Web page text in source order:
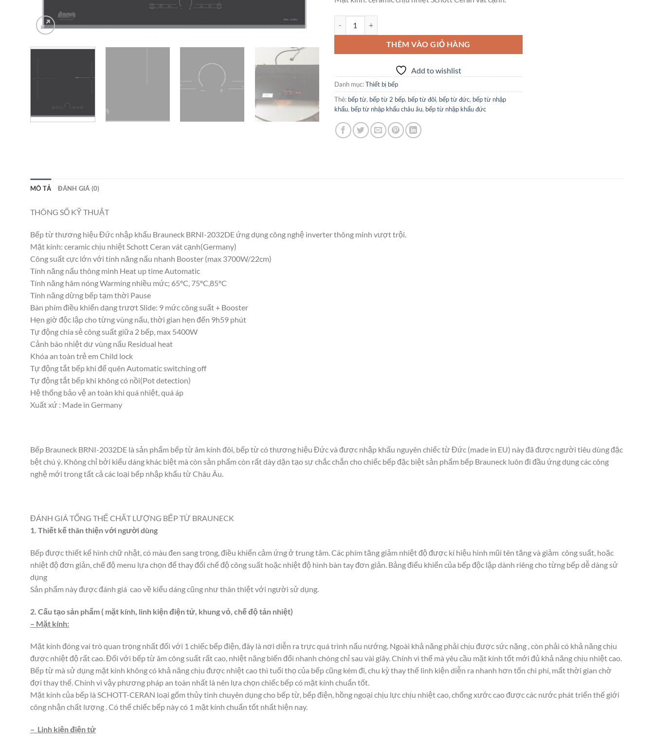
THÊM VÀO GIỎ HÀNG
Add to wishlist
Danh mục:Thiết bị bếp
Thẻ: bếp từ, bếp từ 2 bếp, bếp từ đôi, bếp từ đức, bếp từ nhập
khẩu, bếp từ nhập khẩu châu âu, bếp từ nhập khẩu đức
MÔ TẢ ĐÁNH GIÁ (0)
THÔNG SỐ KỸ THUẬT
Bếp từ thương hiệu Đức nhập khẩu Brauneck BRNI-2032DE ứng dụng công nghệ inverter thông minh vượt trội.
Mặt kính: ceramic chịu nhiệt Schott Ceran vát cạnh(Germany)
Công suất cực lớn với tính năng nấu nhanh Booster (max 3700W/22cm)
Tính năng nấu thông minh Heat up time Automatic
Tính năng hâm nóng Warming nhiều mức; 65ºC, 75ºC,85ºC
Tính năng dừng bếp tạm thời Pause
Bàn phím điều khiển dạng trượt Slide: 9 mức công suất + Booster
Hẹn giờ độc lập cho từng vùng nấu, thời gian hẹn đến 9h59 phút
Tự động chia sẻ công suất giữa 2 bếp, max 5400W
Cảnh báo nhiệt dư vùng nấu Residual heat
Khóa an toàn trẻ em Child lock
Tự động tắt bếp khi để quên Automatic switching off
Tự động tắt bếp khi không có nồi(Pot detection)
Hệ thống bảo vệ an toàn khi quá nhiệt, quá áp
Xuất xứ : Made in Germany
Bếp Brauneck BRNI-2032DE là sản phẩm bếp từ âm kính đôi, bếp từ có thương hiệu Đức và được nhập khẩu nguyên chiếc từ Đức (made in EU) này đã được người tiêu dùng đặc
bệt chú ý. Không chỉ bởi kiểu dáng khác biệt mà còn sản phẩm còn rất dày dặn tạo sự chắc chắn cho chiếc bếp đặc biệt sản phẩm bếp Brauneck luôn đi đầu ứng dụng các công
nghệ mới trong tất cả các loại bếp nhập khẩu từ Châu Âu.
ĐÁNH GIÁ TỔNG THỂ CHẤT LƯỢNG BẾP TỪ BRAUNECK
1. Thiết kế thân thiện với người dùng
Bếp được thiết kế hình chữ nhật, có màu đen sang trọng, điều khiển cảm ứng ở trung tâm. Các phím tăng giảm nhiệt độ được kí hiệu hình mũi tên tăng và giảm công suất, hoặc
nhiệt độ đơn giản, chế độ menu lựa chọn để thay đổi chế độ công suất hoặc nhiệt độ hình bàn tay đơn giản. Bảng điểu khiển của bếp độc lập dành riêng cho từng bếp dễ dàng sử
dụng
Sản phẩm này được đánh giá cao về kiểu dáng cũng như thân thiệt với người sử dụng.
2. Cấu tạo sản phẩm ( mặt kính, linh kiện điện tử, khung vỏ, chế độ tản nhiệt)
– Mặt kính:
Mặt kính đóng vai trò quan trọng nhất đối với 1 chiếc bếp điện, đây là nơi diễn ra trực quá trình nấu nướng. Ngoài khả năng phải chịu được sức nặng , còn phải có khả năng chịu
được nhiệt độ rất cao. Đối với bếp từ âm công suất rất cao, nhiệt năng biến đổi nhanh chóng chỉ sau vài giây. Chính vì thế mà yêu cầu mặt kính tốt mới đủ khả năng chịu nhiệt cao.
Bếp từ mà sử dụng mặt kính không có khả năng chịu được nhiệt cao thì tuổi thọ của bếp cũng kém đi, chu kỳ thay thế linh kiện diễn ra nhanh hơn tốn chi phí, mất thời gian chờ
đợi thay thế. Chính vì vậy phương pháp an toàn nhất là nên lựa chọn chiếc bếp có mặt kính chuẩn tốt.
Mặt kính của bếp là SCHOTT-CERAN loại gốm thủy tinh chuyên dụng cho bếp từ, bếp điện, hồng ngoại chịu lực chịu nhiệt cao, chống xước cao được các nước phát triển thế giới
công nhận chất lượng . Có thể chiếc bếp này có 1 mặt kính chuẩn tốt nhất hiện nay.
– Linh kiện điện tử